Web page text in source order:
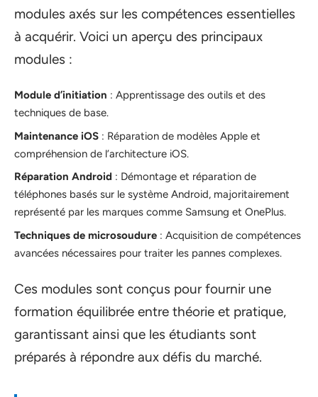
modules axés sur les compétences essentielles
à acquérir. Voici un aperçu des principaux
modules :
Module d’initiation : Apprentissage des outils et des
techniques de base.
Maintenance iOS : Réparation de modèles Apple et
compréhension de l’architecture iOS.
Réparation Android : Démontage et réparation de
téléphones basés sur le système Android, majoritairement
représenté par les marques comme Samsung et OnePlus.
Techniques de microsoudure : Acquisition de compétences
avancées nécessaires pour traiter les pannes complexes.
Ces modules sont conçus pour fournir une
formation équilibrée entre théorie et pratique,
garantissant ainsi que les étudiants sont
préparés à répondre aux défis du marché.